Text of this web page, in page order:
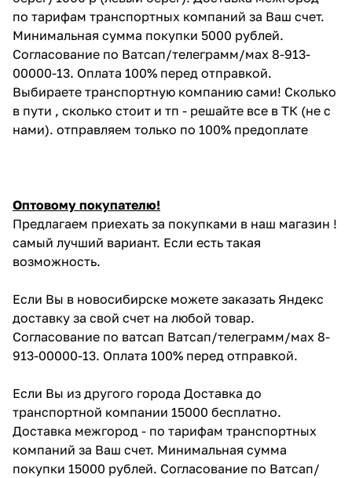
по тарифам транспортных компаний за Ваш счет.
Минимальная сумма покупки 5000 рублей.
Согласование по Ватсап/телеграмм/мах 8-913-
00000-13. Оплата 100% перед отправкой.
Выбираете транспортную компанию сами! Сколько
в пути , сколько стоит и тп - решайте все в ТК (не с
нами). отправляем только по 100% предоплате
Оптовому покупателю!
Предлагаем приехать за покупками в наш магазин !
самый лучший вариант. Если есть такая
возможность.
Если Вы в новосибирске можете заказать Яндекс
доставку за свой счет на любой товар.
Согласование по ватсап Ватсап/телеграмм/мах 8-
913-00000-13. Оплата 100% перед отправкой.
Если Вы из другого города Доставка до
транспортной компании 15000 бесплатно.
Доставка межгород - по тарифам транспортных
компаний за Ваш счет. Минимальная сумма
покупки 15000 рублей. Согласование по Ватсап/